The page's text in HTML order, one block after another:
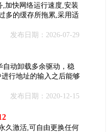
,加快网络运行速度,安装
多的缓存所拖累,采用适
发布日期：2026-07-29
自动卸载多余驱动，稳
行地址的输入之后能够
发布日期：2020-12-15
久激活,可自由更换任何